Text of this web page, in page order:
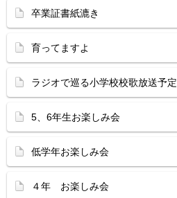
卒業証書紙漉き
育ってますよ
ラジオで巡る小学校校歌放送予定
5、6年生お楽しみ会
低学年お楽しみ会
４年 お楽しみ会